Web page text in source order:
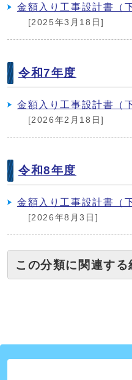
金額入り工事設計書（
[2025年3月18日]
令和7年度
金額入り工事設計書（
[2026年2月18日]
令和8年度
金額入り工事設計書（
[2026年8月3日]
この分類に関連する